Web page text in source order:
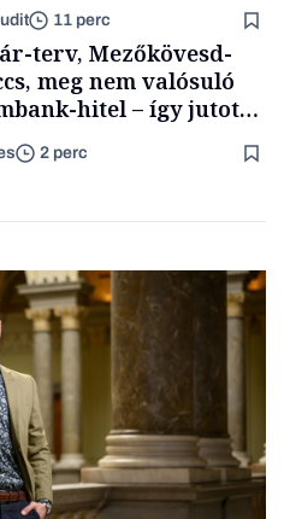
11 perc
terv, Mezőkövesd-
meg nem valósuló
hitel – így jutott
2 perc